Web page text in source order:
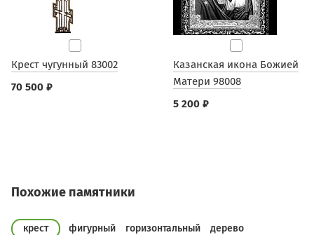
Крест чугунный 83002
70 500 ₽
Казанская икона Божией
Матери 98008
5 200 ₽
Похожие памятники
крест фигурный горизонтальный дерево